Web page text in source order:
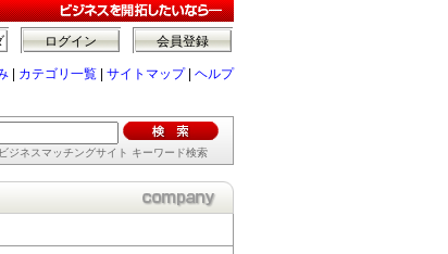
会員登録
ログイン
カテゴリ一覧 サイトマップ| ヘルプ
ジネスマッチングサイト キーワード検索